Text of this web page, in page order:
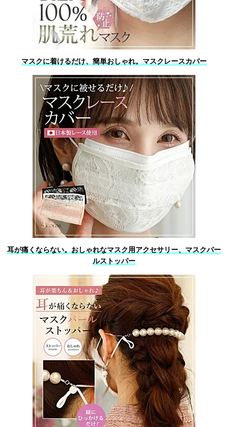
マスクに着けるだけ、簡単おしゃれ。マスクレースカバー
耳が痛くならない。おしゃれなマスク用アクセサリー、マスクパー
ルストッパー